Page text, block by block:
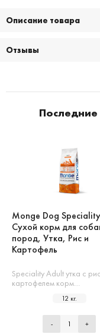
Описание товара
Отзывы
Monge Dog Speciality
Сухой корм для
пород, Утка, Рис и
Картофель
Speciality Adult утка с
картофелем корм…
12 кг.
- +